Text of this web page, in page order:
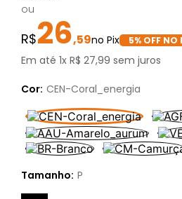
ou
26,59 5% OFF NO
Em até1xR$ 27,99 sem juros
Cor: CEN-Coral_energia
Tamanho: P